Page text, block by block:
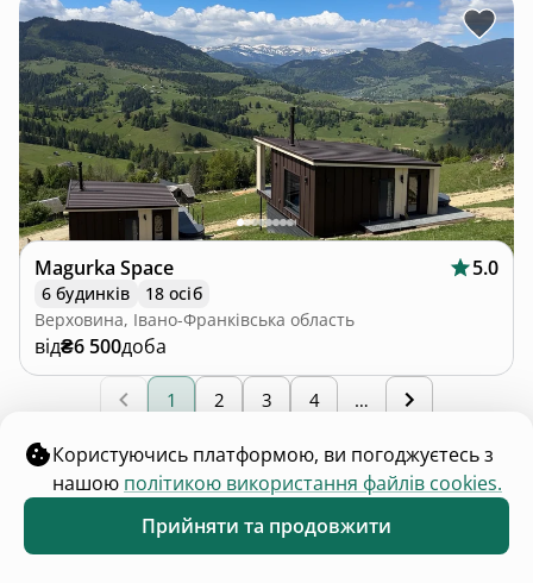
Magurka Space 5.0
6 будинків
18 осіб
Верховина, Івано-Франківська область
від₴6 500доба
1 2 3 4 …
Гірськолижний курорт Яблуниця – селище на межі
Користуючись платформою, ви погоджуєтесь з
нашою політикою використання файлів cookies.
Прийняти та продовжити
Каталог